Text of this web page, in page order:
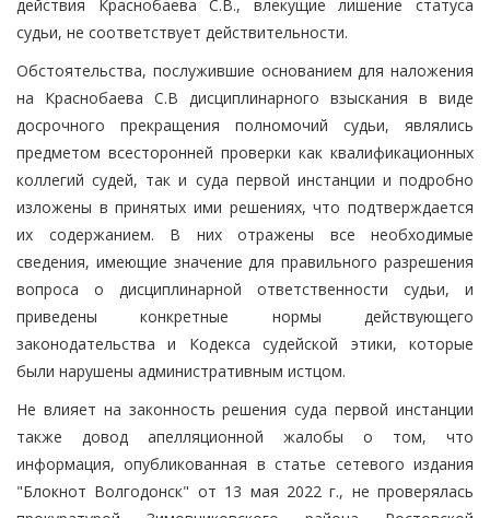
действия Краснобаева С.В., влекущие лишение статуса
судьи, не соответствует действительности.
Обстоятельства, послужившие основанием для наложения
на Краснобаева С.В дисциплинарного взыскания в виде
досрочного прекращения полномочий судьи, являлись
предметом всесторонней проверки как квалификационных
коллегий судей, так и суда первой инстанции и подробно
изложены в принятых ими решениях, что подтверждается
их содержанием. В них отражены все необходимые
сведения, имеющие значение для правильного разрешения
вопроса о дисциплинарной ответственности судьи, и
приведены конкретные нормы действующего
законодательства и Кодекса судейской этики, которые
были нарушены административным истцом.
Не влияет на законность решения суда первой инстанции
также довод апелляционной жалобы о том, что
информация, опубликованная в статье сетевого издания
"Блокнот Волгодонск" от 13 мая 2022 г., не проверялась